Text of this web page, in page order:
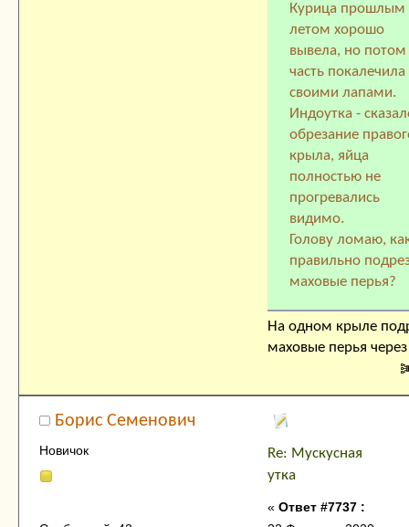
Курица прошлым
летом хорошо
вывела, но потом
часть покалечила
своими лапами.
Индоутка -
обрезание
крыла, яйца
полностью не
прогревались
видимо.
Голову ломаю,
правильно
маховые перья?
На одном крыле
маховые перья
Борис Семенович
Новичок
Re: Мускусная
утка
« Ответ #7737 :